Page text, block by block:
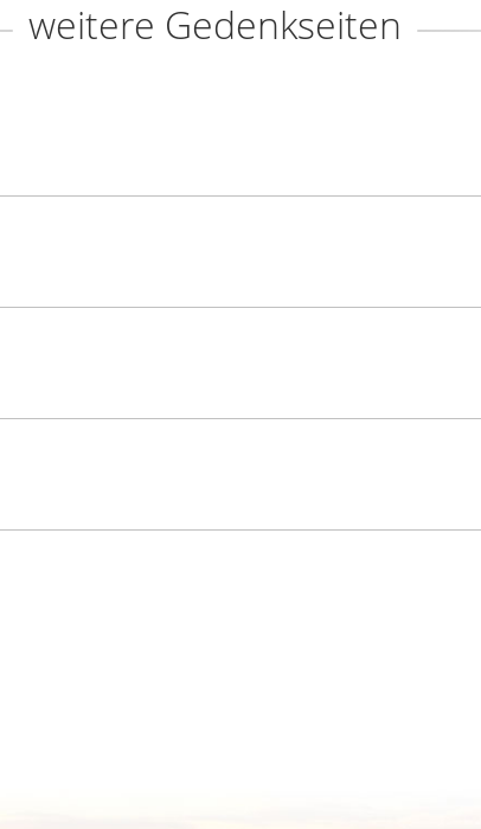
weitere Gedenkseiten